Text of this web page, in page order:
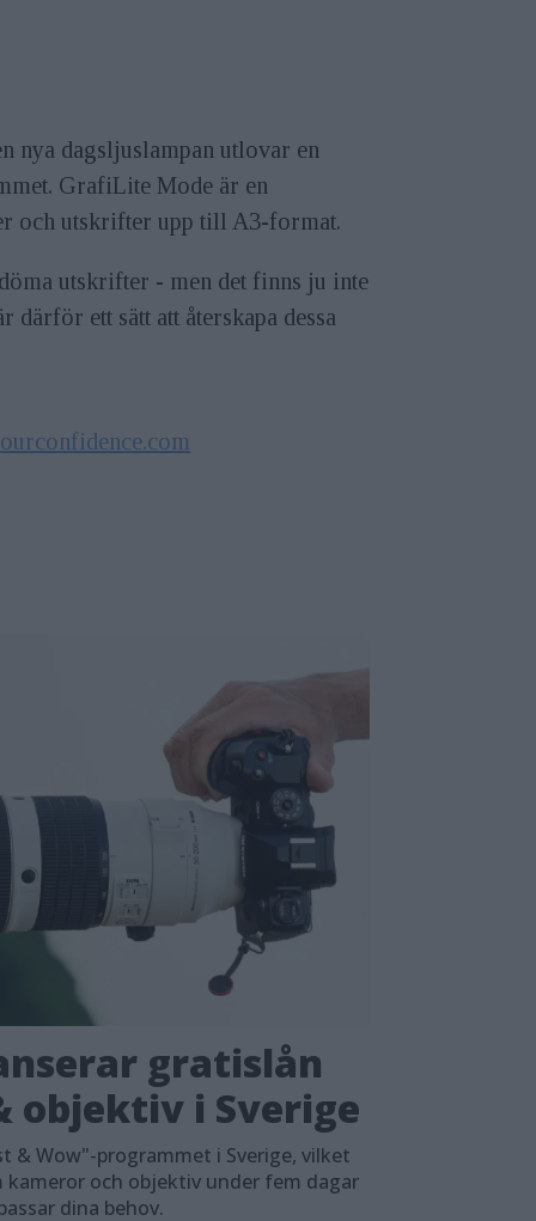
nya dagsljuslampan utlovar en
GrafiLite Mode är en
och utskrifter upp till A3-format.
utskrifter - men det finns ju inte
ett sätt att återskapa dessa
gratislån
objektiv i Sverige
& Wow"-programmet i Sverige, vilket
och objektiv under fem dagar
dina behov.